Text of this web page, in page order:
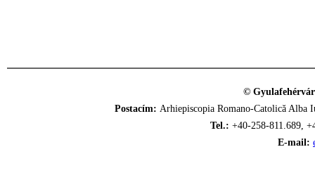
©
Postacím: Arhiepiscopia Romano-Catolică
Tel.: +40-258-811.689,
E-mail: